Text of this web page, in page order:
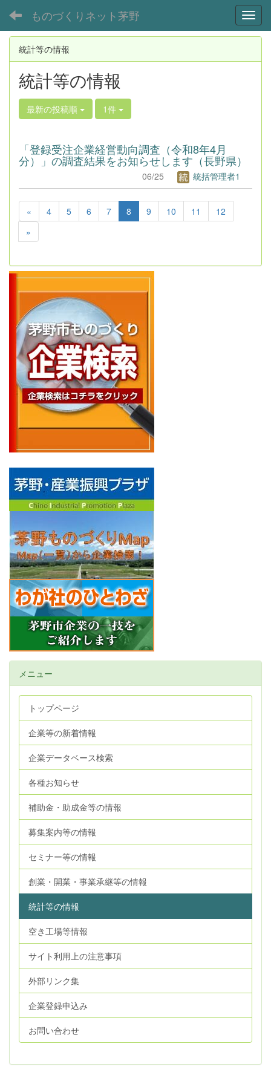
ものづくりネット茅野
統計等の情報
統計等の情報
最新の投稿順 1件
「登録受注企業経営動向調査（令和8年4月
分）」の調査結果をお知らせします（長野県）
06/25 統括管理者1
« 4 5 6 7 8 9 10 11
12
»
メニュー
トップページ
企業等の新着情報
企業データベース検索
各種お知らせ
補助金・助成金等の情報
募集案内等の情報
セミナー等の情報
創業・開業・事業承継等の情報
統計等の情報
空き工場等情報
サイト利用上の注意事項
外部リンク集
企業登録申込み
お問い合わせ